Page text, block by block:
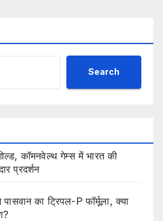
Search
कॉमनवेल्थ गेम्स में भारत की
प्रदर्शन
का ट्रिपल-P फॉर्मूला, क्या